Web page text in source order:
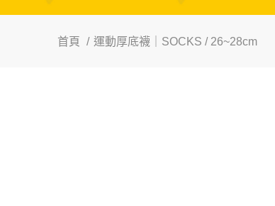
首頁 運動厚底襪｜SOCKS / 26~28cm